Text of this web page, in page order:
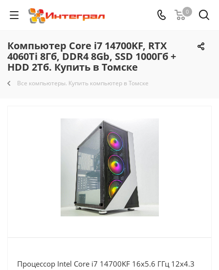
0
Компьютер Core i7 14700KF, RTX
4060Ti 8Гб, DDR4 8Gb, SSD 1000Гб +
HDD 2Тб. Купить в Томске
Все компьютеры. Купить компьютер в Томске
Процессор Intel Core i7 14700KF 16x5.6 ГГц 12x4.3